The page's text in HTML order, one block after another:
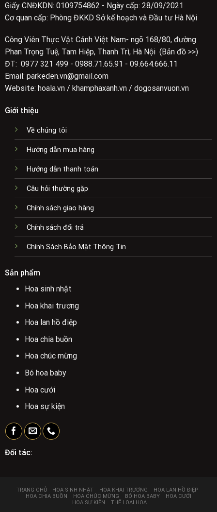
Giấy CNĐKDN: 0109754862 - Ngày cấp: 28/09/2021
Cơ quan cấp: Phòng ĐKKD Sở kế hoạch và Đầu tư Hà Nội
Công Viên Thực Vật Cảnh Việt Nam- ngõ 168/80, đường
Phan Trọng Tuệ, Tam Hiệp, Thanh Trì, Hà Nội (Bản đồ >>)
ĐT: 0977 321 499 - 0988.71.65.91 - 09.664.666.11
Email: parkeden.vn@gmail.com
Website: hoala.vn / khamphaxanh.vn / dogosanvuon.vn
Giới thiệu
Về chúng tôi
Hướng dẫn mua hàng
Hướng dẫn thanh toán
Câu hỏi thường gặp
Chính sách giao hàng
Chính sách đổi trả
Chính Sách Bảo Mật Thông Tin
Sản phẩm
Hoa sinh nhật
Hoa khai trương
Hoa lan hồ điệp
Hoa chia buồn
Hoa chúc mừng
Bó hoa baby
Hoa cưới
Hoa sự kiện
Đối tác:
TRANG CHỦ HOA SINH NHẬT HOA KHAI TRƯƠNG
HOA LAN HỒ ĐIỆP
HOA CHIA BUỒN
HOA CHÚC MỪNG BÓ HOA BABY
HOA CƯỚI
HOA SỰ KIỆN
THỂ LOẠI HOA